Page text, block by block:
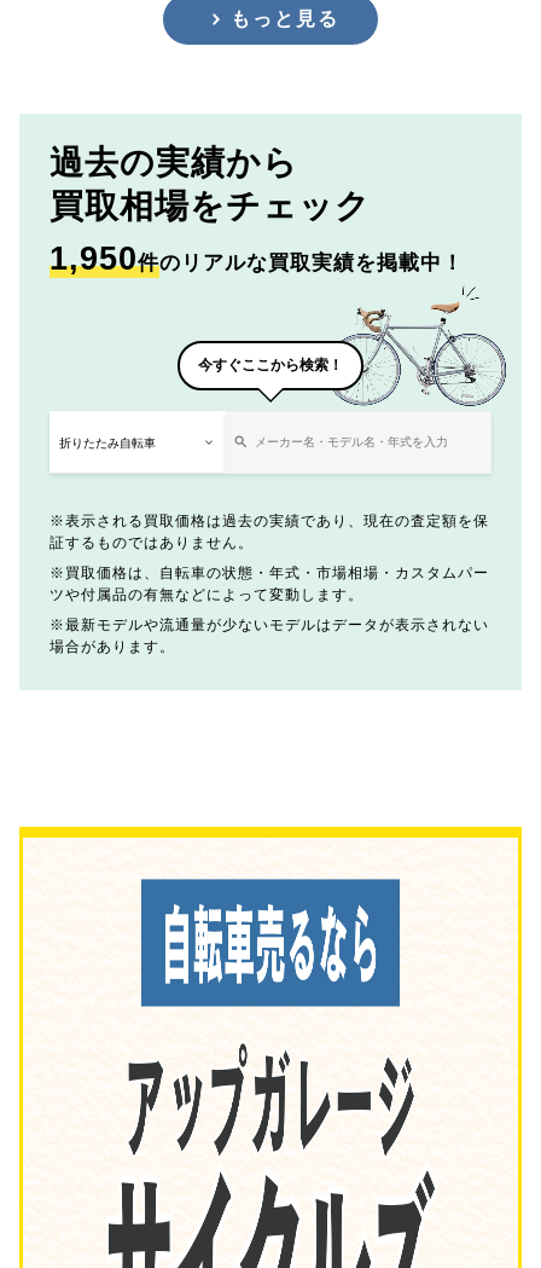
もっと見る
過去の実績から
買取相場をチェック
1,950件のリアルな買取実績を掲載中！
今すぐここから検索！
表示される買取価格は過去の実績であり、現在の査定額を保
証するものではありません。
買取価格は、自転車の状態・年式・市場相場・カスタムパー
ツや付属品の有無などによって変動します。
最新モデルや流通量が少ないモデルはデータが表示されない
場合があります。